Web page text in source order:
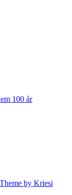
100 år
by Kriesi